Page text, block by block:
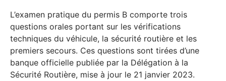
L’examen pratique du permis B comporte trois
questions orales portant sur les vérifications
techniques du véhicule, la sécurité routière et les
premiers secours. Ces questions sont tirées d’une
banque officielle publiée par la Délégation à la
Sécurité Routière, mise à jour le 21 janvier 2023.